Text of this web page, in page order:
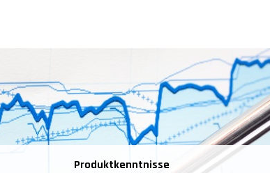
Produktkenntnisse